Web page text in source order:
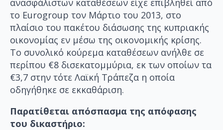
το Eurogroup τον Μάρτιο του 2013, στο
πλαίσιο του πακέτου διάσωσης της κυπριακής
οικονομίας εν μέσω της οικονομικής κρίσης.
Tο συνολικό κούρεμα καταθέσεων ανήλθε σε
περίπου €8 δισεκατομμύρια, εκ των οποίων τα
€3,7 στην τότε Λαϊκή Τράπεζα η οποία
οδηγήθηκε σε εκκαθάριση.
Παρατίθεται απόσπασμα της απόφασης
του δικαστήριο: